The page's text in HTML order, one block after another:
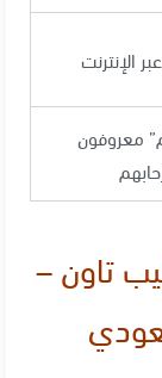
الإنترنت
معروفون
تاون –